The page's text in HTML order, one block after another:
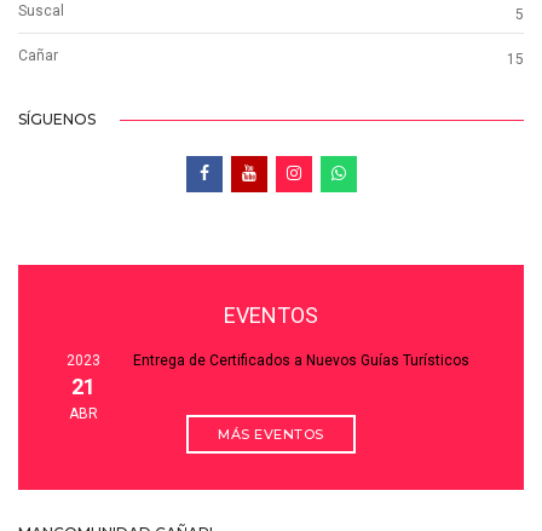
Suscal 5
Cañar 15
SÍGUENOS
EVENTOS
2023
21
ABR
Entrega de Certificados a Nuevos Guías Turísticos
MÁS EVENTOS